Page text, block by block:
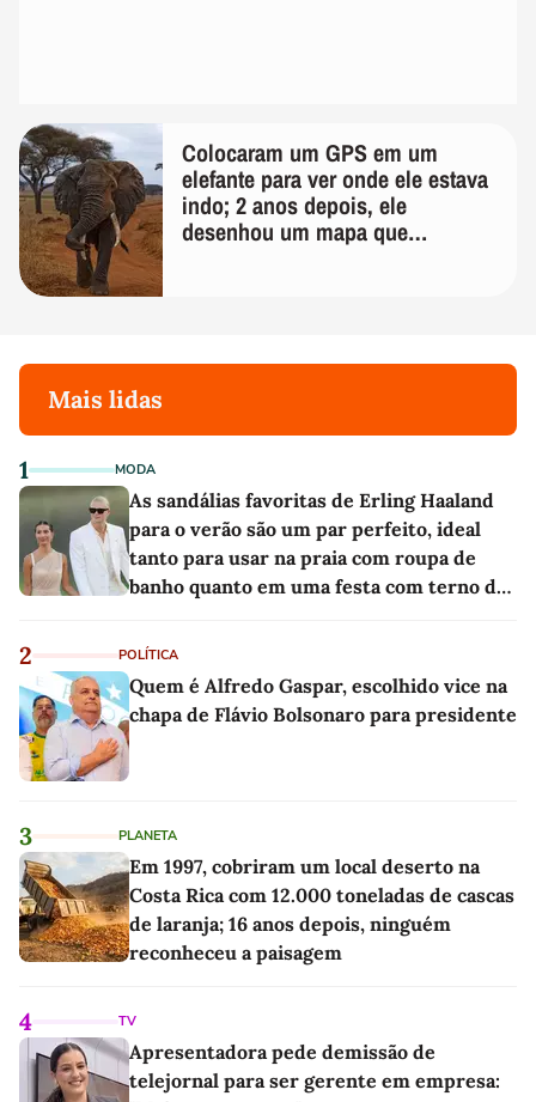
Colocaram um GPS em um
elefante para ver onde ele estava
indo; 2 anos depois, ele
desenhou um mapa que
Mais lidas
1 MODA
As sandálias favoritas de Erling Haaland
para o verão são um par perfeito, ideal
tanto para usar na praia com roupa de
banho quanto em uma festa com terno de
2 POLÍTICA
Quem é Alfredo Gaspar, escolhido vice na
chapa de Flávio Bolsonaro para presidente
3 PLANETA
Em 1997, cobriram um local deserto na
Costa Rica com 12.000 toneladas de cascas
de laranja; 16 anos depois, ninguém
reconheceu a paisagem
4 TV
Apresentadora pede demissão de
telejornal para ser gerente em empresa: